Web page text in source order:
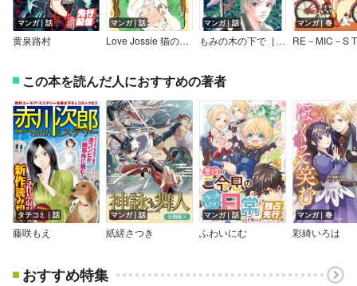
マンガ｜話
黄泉路村
マンガ｜話
Love Jossie 猫のために婚活はじめました
マンガ｜話
もみの木の下で［1話売り］
マンガ｜巻
この本を読んだ人におすすめの著者
タテコミ｜話
藤咲もえ
マンガ｜話
紙縒さつき
マンガ｜話
ふわいにむ
マンガ｜巻
彩綺いろは
おすすめ特集